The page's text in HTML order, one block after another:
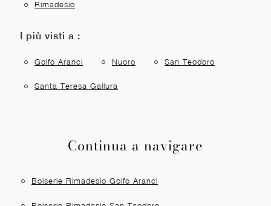
Rimadesio
I più visti a :
Golfo Aranci Nuoro San Teodoro
Santa Teresa Gallura
Continua a navigare
Boiserie Rimadesio Golfo Aranci